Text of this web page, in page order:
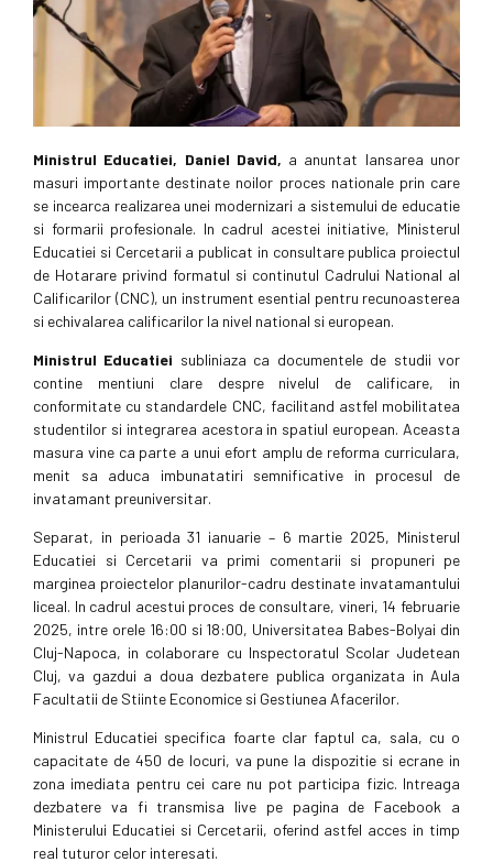
Ministrul Educatiei, Daniel David, a anuntat lansarea unor
masuri importante destinate noilor proces nationale prin care
se incearca realizarea unei modernizari a sistemului de educatie
si formarii profesionale. In cadrul acestei initiative, Ministerul
Educatiei si Cercetarii a publicat in consultare publica proiectul
de Hotarare privind formatul si continutul Cadrului National al
Calificarilor (CNC), un instrument esential pentru recunoasterea
si echivalarea calificarilor la nivel national si european.
Ministrul Educatiei subliniaza ca documentele de studii vor
contine mentiuni clare despre nivelul de calificare, in
conformitate cu standardele CNC, facilitand astfel mobilitatea
studentilor si integrarea acestora in spatiul european. Aceasta
masura vine ca parte a unui efort amplu de reforma curriculara,
menit sa aduca imbunatatiri semnificative in procesul de
invatamant preuniversitar.
Separat, in perioada 31 ianuarie – 6 martie 2025, Ministerul
Educatiei si Cercetarii va primi comentarii si propuneri pe
marginea proiectelor planurilor-cadru destinate invatamantului
liceal. In cadrul acestui proces de consultare, vineri, 14 februarie
2025, intre orele 16:00 si 18:00, Universitatea Babes-Bolyai din
Cluj-Napoca, in colaborare cu Inspectoratul Scolar Judetean
Cluj, va gazdui a doua dezbatere publica organizata in Aula
Facultatii de Stiinte Economice si Gestiunea Afacerilor.
Ministrul Educatiei specifica foarte clar faptul ca, sala, cu o
capacitate de 450 de locuri, va pune la dispozitie si ecrane in
zona imediata pentru cei care nu pot participa fizic. Intreaga
dezbatere va fi transmisa live pe pagina de Facebook a
Ministerului Educatiei si Cercetarii, oferind astfel acces in timp
real tuturor celor interesati.